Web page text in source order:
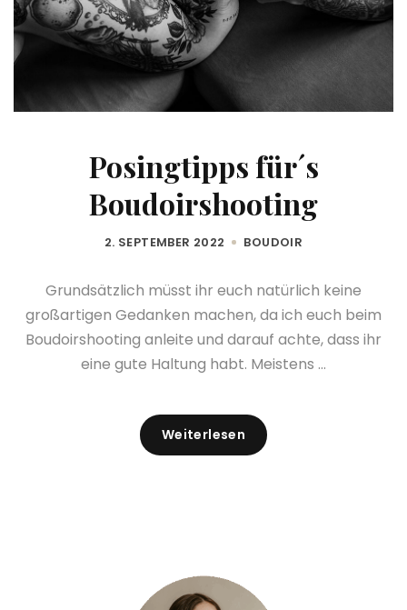
Posingtipps für´s
Boudoirshooting
2. SEPTEMBER 2022 BOUDOIR
Grundsätzlich müsst ihr euch natürlich keine
großartigen Gedanken machen, da ich euch beim
Boudoirshooting anleite und darauf achte, dass ihr
eine gute Haltung habt. Meistens ...
Weiterlesen